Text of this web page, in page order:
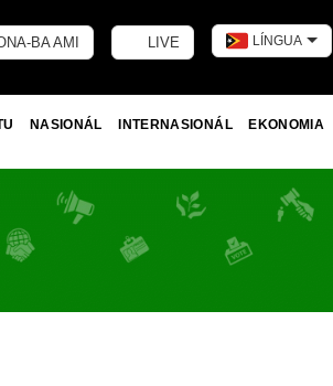
BA AMI LIVE LÍNGUA
NASIONÁL INTERNASIONÁL
EKONOMIA